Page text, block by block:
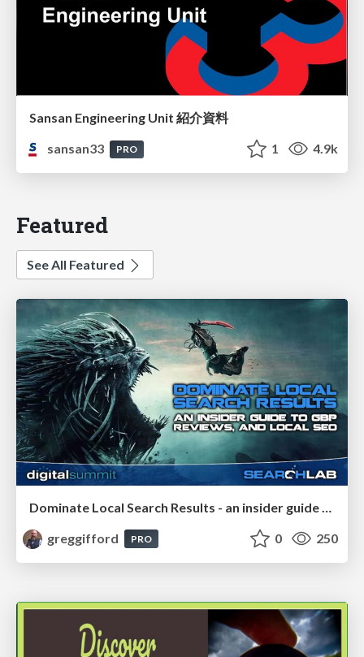
Sansan Engineering Unit 紹介資料
sansan33
PRO 1 4.9k
Featured
See All Featured
greggifford
PRO 0 250